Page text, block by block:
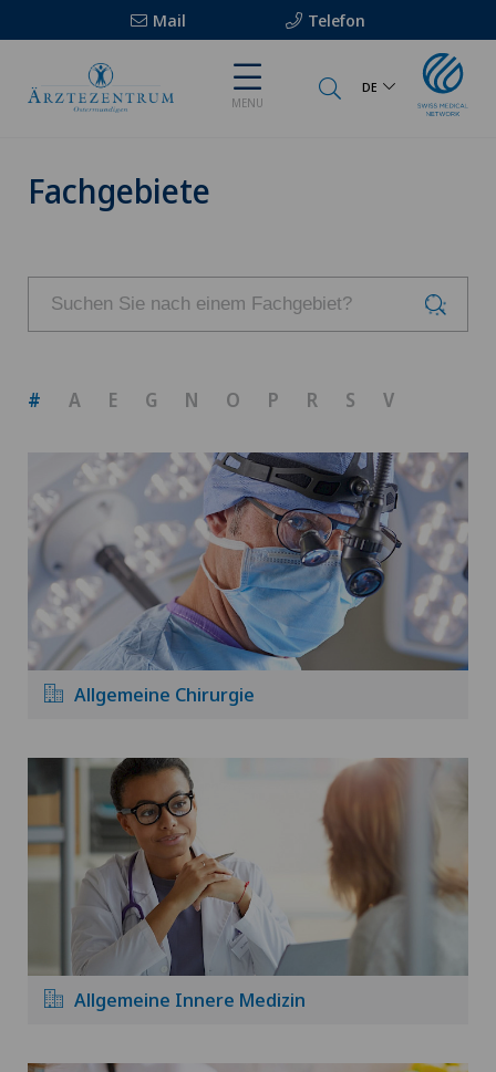
Mail Telefon
MENU
DE
Fachgebiete
# A E G N O P R S V
Allgemeine Chirurgie
Allgemeine Innere Medizin